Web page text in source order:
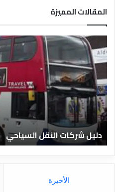
المقالات المميزة
د
ي
ل
ا
ل
ف
ن
ا
د
ق
ا
ل
دليل الفنادق
الأخيرة